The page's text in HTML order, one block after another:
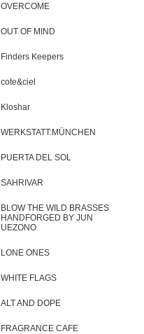
OVERCOME
OUT OF MIND
Finders Keepers
cote&ciel
Kloshar
WERKSTATT:MÜNCHEN
PUERTA DEL SOL
SAHRIVAR
BLOW THE WILD BRASSES
HANDFORGED BY JUN
UEZONO
LONE ONES
WHITE FLAGS
ALT AND DOPE
FRAGRANCE CAFE